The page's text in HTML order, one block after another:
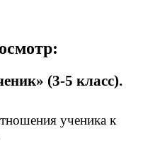
(3-5 класс).
ученика к